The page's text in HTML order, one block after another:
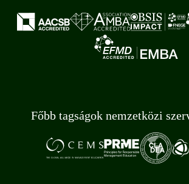
Főbb tagságok nemzetközi